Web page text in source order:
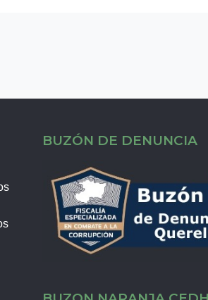
BUZÓN DE DENUNCIA